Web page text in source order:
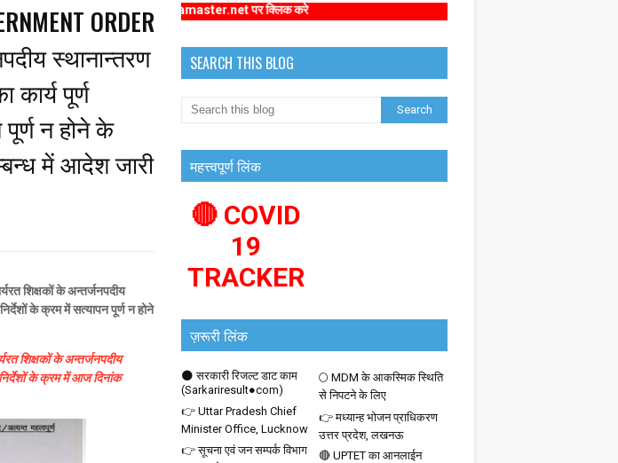
ORDER
स्थानान्तरण
पूर्ण
पूर्ण न होने के
में आदेश जारी
शिक्षकों के अन्तर्जनपदीय
केक्रममेंसत्यापनपूर्णन होने
शिक्षकों के अन्तर्जनपदीय
के क्रम मेंआज दिनांक
https://www.primarykamaster.net पर क्लिक करे
SEARCH THIS BLOG
महत्त्वपूर्ण लिंक
🔴 COVID
19
TRACKER
ज़रूरी लिंक
🌑 सरकारी रिजल्ट डाट काम
(Sarkariresult●com)
🌕 MDM के आकस्मिक स्थिति
से निपटने के लिए
👉 Uttar Pradesh Chief
Minister Office, Lucknow
👉 मध्यान्ह भोजन प्राधिकरण
उत्तर प्रदेश, लखनऊ
👉 सूचना एवं जन सम्पर्क विभाग
🔴 UPTET का आनलाईन